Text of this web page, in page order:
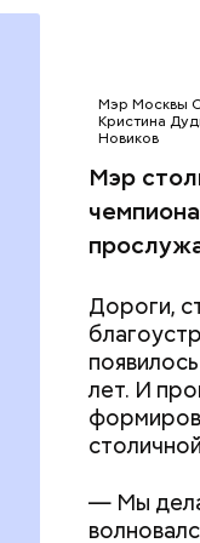
Мэр Москвы
Кристина
Новиков
Мэр
Дороги,
лет. И
— Мы